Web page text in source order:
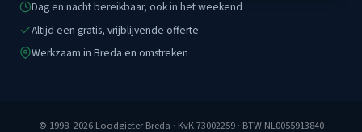
Dag en nacht bereikbaar, ook in het weekend
Altijd een gratis, vrijblijvende offerte
Werkzaam in Breda en omstreken
© 1998–2026 Loodgieter Breda · KvK 73002259 · BTW NL0055913840